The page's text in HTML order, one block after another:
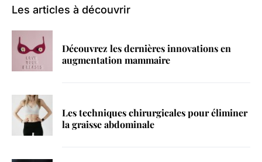
Les articles à découvrir
Découvrez les dernières innovations en
augmentation mammaire
Les techniques chirurgicales pour éliminer
la graisse abdominale